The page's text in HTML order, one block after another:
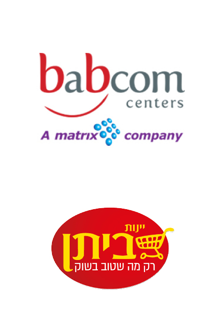
חברת בבקום מפעילה מוקדי שירות לקוחות במיקור חוץ עבור
למעלה מ-100 ארגונים מובילים ומעסיקה כ-4000 נציגי
שירות. WYZE מאפשרת לבבקום להכשיר נציגים בזמן אפס
ולספק חווית שירות מיידית וחדשנית!